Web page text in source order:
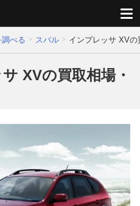
べる スバル インプレッサ XV
XVの買取相場・